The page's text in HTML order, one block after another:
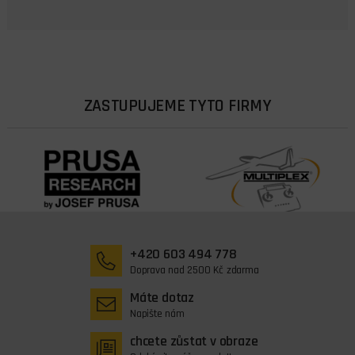
ZASTUPUJEME TYTO FIRMY
+420 603 494 778
Doprava nad 2500 Kč zdarma
Máte dotaz
Napište nám
chcete zůstat v obraze